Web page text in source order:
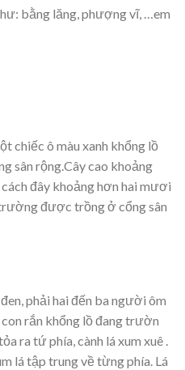
bằng lăng, phượng vĩ, …em
chiếc ô màu xanh khổng lồ
sân rộng.Cây cao khoảng
đây khoảng hơn hai mươi
được trồng ở cổng sân
phải hai đến ba người ôm
rắn khổng lồ đang trườn
ra tứ phía, cành lá xum xuê .
lá tập trung về từng phía. Lá